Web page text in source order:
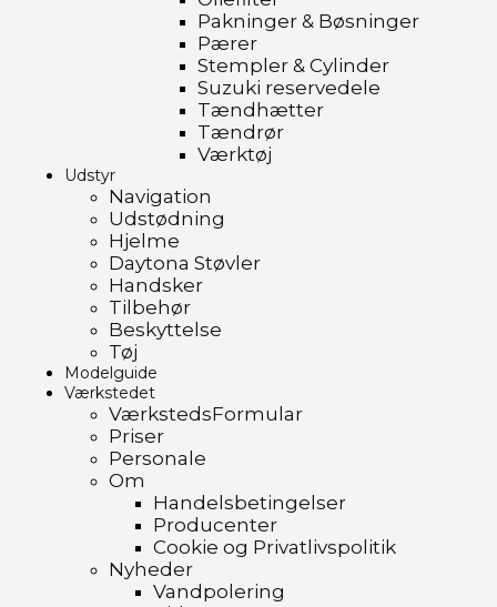
Pakninger & Bøsninger
Pærer
Stempler & Cylinder
Suzuki reservedele
Tændhætter
Tændrør
Værktøj
Udstyr
Navigation
Udstødning
Hjelme
Daytona Støvler
Handsker
Tilbehør
Beskyttelse
Tøj
Modelguide
Værkstedet
VærkstedsFormular
Priser
Personale
Om
Handelsbetingelser
Producenter
Cookie og Privatlivspolitik
Nyheder
Vandpolering